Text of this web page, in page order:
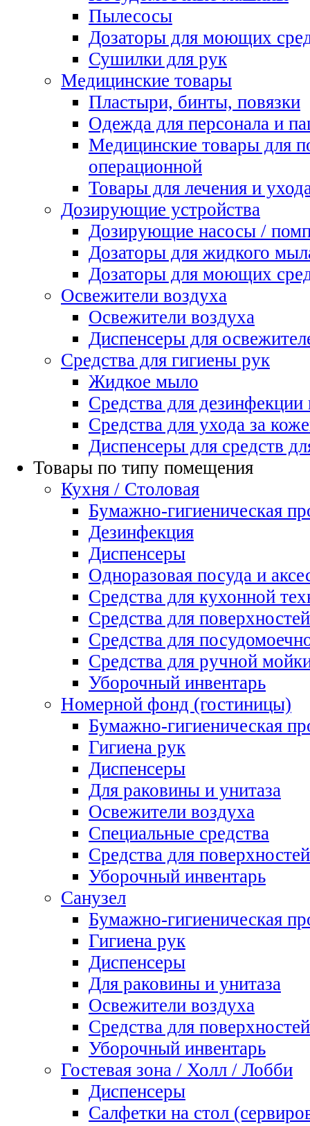
Пылесосы
Дозаторы для моющих
Сушилки для рук
Медицинские товары
Пластыри, бинты, повязки
Одежда для персонала и
Медицинские товары для
операционной
Товары для лечения и
Дозирующие устройства
Дозирующие насосы /
Дозаторы для жидкого
Дозаторы для моющих
Освежители воздуха
Освежители воздуха
Диспенсеры для
Средства для гигиены рук
Жидкое мыло
Средства для
Средства для ухода за
Диспенсеры для средств
Товары по типу помещения
Кухня / Столовая
Бумажно-гигиеническая
Дезинфекция
Диспенсеры
Одноразовая посуда и
Средства для кухонной
Средства для поверхностей
Средства для
Средства для ручной
Уборочный инвентарь
Номерной фонд (гостиницы)
Бумажно-гигиеническая
Гигиена рук
Диспенсеры
Для раковины и унитаза
Освежители воздуха
Специальные средства
Средства для поверхностей
Уборочный инвентарь
Санузел
Бумажно-гигиеническая
Гигиена рук
Диспенсеры
Для раковины и унитаза
Освежители воздуха
Средства для поверхностей
Уборочный инвентарь
Гостевая зона / Холл / Лобби
Диспенсеры
Салфетки на стол